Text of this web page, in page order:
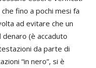
fino a pochi mesi fa
ad evitare che un
(è accaduto
da parte di
“in nero”, si è